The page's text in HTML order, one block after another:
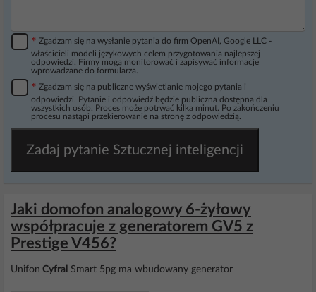
* Zgadzam się na wysłanie pytania do firm OpenAI, Google LLC -
właścicieli modeli językowych celem przygotowania najlepszej
odpowiedzi. Firmy mogą monitorować i zapisywać informacje
wprowadzane do formularza.
* Zgadzam się na publiczne wyświetlanie mojego pytania i
odpowiedzi. Pytanie i odpowiedź będzie publiczna dostępna dla
wszystkich osób. Proces może potrwać kilka minut. Po zakończeniu
procesu nastąpi przekierowanie na stronę z odpowiedzią.
Zadaj pytanie Sztucznej inteligencji
Jaki domofon analogowy 6-żyłowy
współpracuje z generatorem GV5 z
Prestige V456?
Unifon Cyfral Smart 5pg ma wbudowany generator